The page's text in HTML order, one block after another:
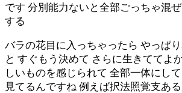
です 分別能力ないと全部ごっちゃ混
する
バラの花目に入っちゃったら やっぱ
と すぐもう決めて さらに生きててよ
しいものを感じられて 全部一体にし
見てるんですね 例えば択法照覚支あ